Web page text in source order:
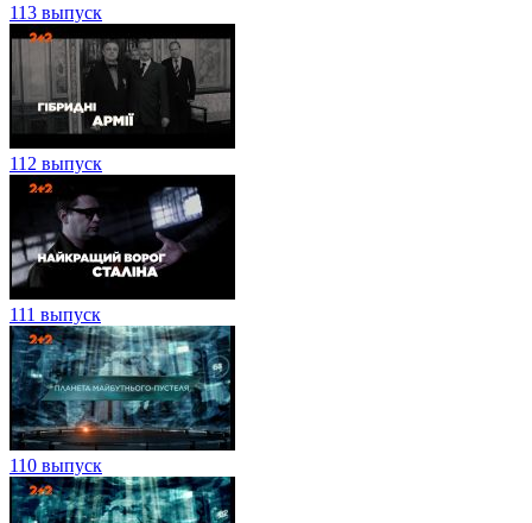
113 выпуск
112 выпуск
111 выпуск
110 выпуск